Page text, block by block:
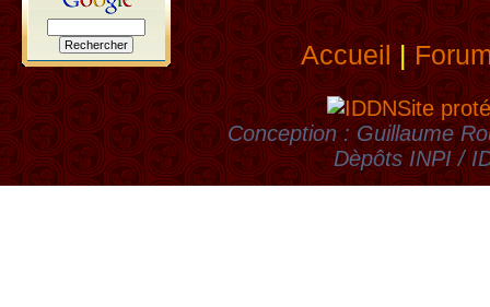
Accueil|
Site
Conception : Guillaume
Dèpôts INPI /